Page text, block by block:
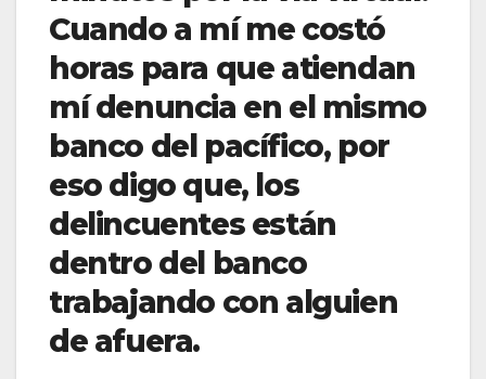
Cuando a mí me costó
horas para que atiendan
mí denuncia en el mismo
banco del pacífico, por
eso digo que, los
delincuentes están
dentro del banco
trabajando con alguien
de afuera.